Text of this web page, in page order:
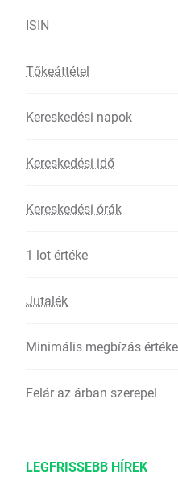
ISIN
Tőkeáttétel
Kereskedési napok
Kereskedési idő
Kereskedési órák
1 lot értéke
Jutalék
Minimális megbízás értéke
Felár az árban szerepel
LEGFRISSEBB HÍREK